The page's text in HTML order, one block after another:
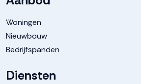
Woningen
Nieuwbouw
Bedrijfspanden
Diensten